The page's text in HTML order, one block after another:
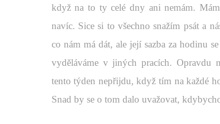
když na to ty celé dny ani nemám.
navíc. Sice si to všechno snažím psát a
co nám má dát, ale její sazba za hodinu
vyděláváme v jiných pracích. Opravdu
tento týden nepřijdu, když tím na každé
Snad by se o tom dalo uvažovat,